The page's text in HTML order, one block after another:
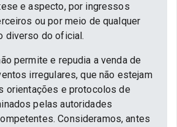
e aspecto, por ingressos
ou por meio de qualquer
diverso do oficial.
permite e repudia a venda de
irregulares, que não estejam
orientações e protocolos de
pelas autoridades
Consideramos, antes